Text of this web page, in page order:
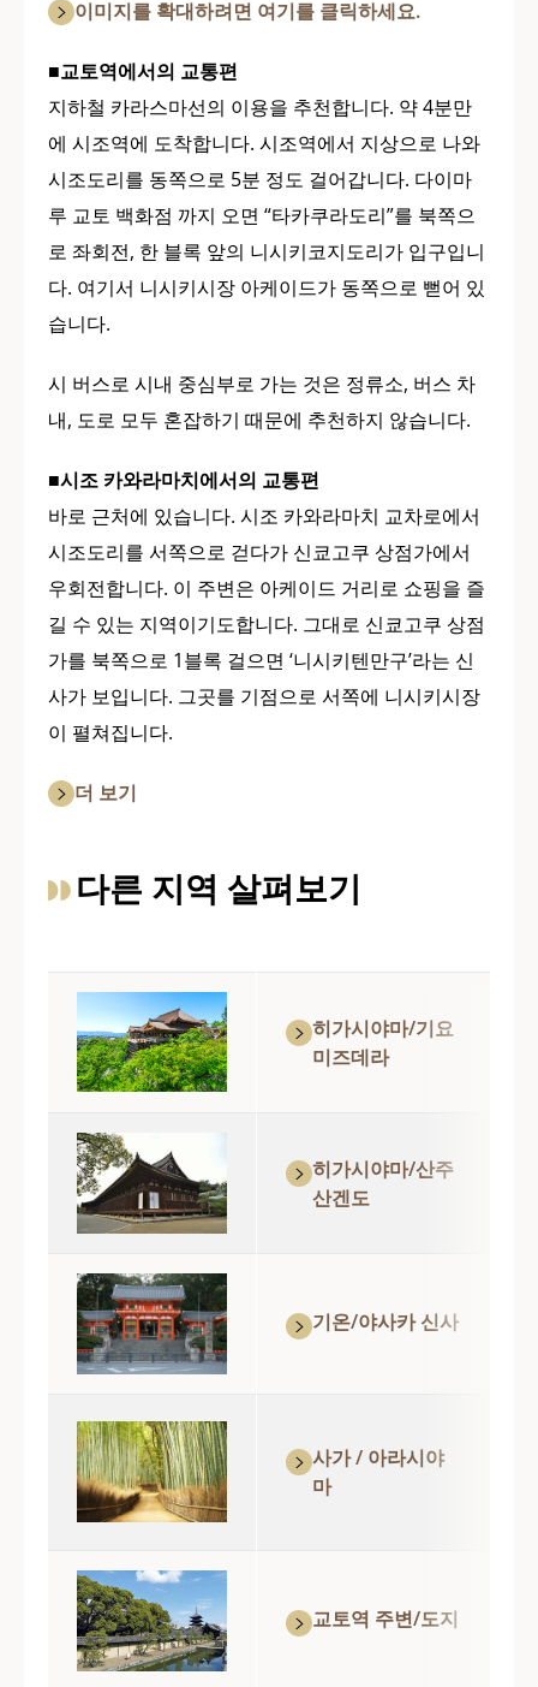
이미지를 확대하려면 여기를 클릭하세요.
■교토역에서의 교통편
지하철 카라스마선의 이용을 추천합니다. 약 4분만
에 시조역에 도착합니다. 시조역에서 지상으로 나와
시조도리를 동쪽으로 5분 정도 걸어갑니다. 다이마
루 교토 백화점 까지 오면 “타카쿠라도리”를 북쪽으
로 좌회전, 한 블록 앞의 니시키코지도리가 입구입니
다. 여기서 니시키시장 아케이드가 동쪽으로 뻗어 있
습니다.
시 버스로 시내 중심부로 가는 것은 정류소, 버스 차
내, 도로 모두 혼잡하기 때문에 추천하지 않습니다.
■시조 카와라마치에서의 교통편
바로 근처에 있습니다. 시조 카와라마치 교차로에서
시조도리를 서쪽으로 걷다가 신쿄고쿠 상점가에서
우회전합니다. 이 주변은 아케이드 거리로 쇼핑을 즐
길 수 있는 지역이기도합니다. 그대로 신쿄고쿠 상점
가를 북쪽으로 1블록 걸으면 ‘니시키텐만구’라는 신
사가 보입니다. 그곳를 기점으로 서쪽에 니시키시장
이 펼쳐집니다.
더 보기
다른 지역 살펴보기
히가시야마/기요
미즈데라
히가시야마/산주
산겐도
기온/야사카 신사
사가 / 아라시야
마
교토역 주변/도지